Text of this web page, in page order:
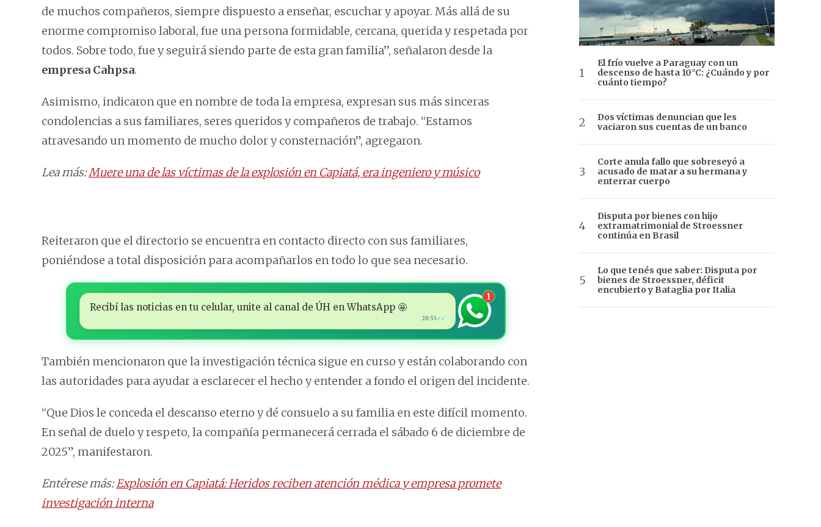
de muchos compañeros, siempre dispuesto a enseñar, escuchar y apoyar. Más allá de su
enorme compromiso laboral, fue una persona formidable, cercana, querida y respetada por
todos. Sobre todo, fue y seguirá siendo parte de esta gran familia”, señalaron desde la
empresa Cahpsa.
Asimismo, indicaron que en nombre de toda la empresa, expresan sus más sinceras
condolencias a sus familiares, seres queridos y compañeros de trabajo. “Estamos
atravesando un momento de mucho dolor y consternación”, agregaron.
Lea más:Muere una de las víctimas de la explosión en Capiatá, era ingeniero y músico
Reiteraron que el directorio se encuentra en contacto directo con sus familiares,
poniéndose a total disposición para acompañarlos en todo lo que sea necesario.
Recibí las noticias en tu celular, unite al canal de ÚH en WhatsApp 🤩
20:53 ✓✓
1
También mencionaron que la investigación técnica sigue en curso y están colaborando con
las autoridades para ayudar a esclarecer el hecho y entender a fondo el origen del incidente.
“Que Dios le conceda el descanso eterno y dé consuelo a su familia en este difícil momento.
En señal de duelo y respeto, la compañía permanecerá cerrada el sábado 6 de diciembre de
2025”, manifestaron.
Entérese más:Explosión en Capiatá: Heridos reciben atención médica y empresa promete
investigación interna
El frío vuelve a Paraguay con un
descenso de hasta 10°C: ¿Cuándo y por
cuánto tiempo?
Dos víctimas denuncian que les
vaciaron sus cuentas de un banco
Corte anula fallo que sobreseyó a
acusado de matar a su hermana y
enterrar cuerpo
Disputa por bienes con hijo
extramatrimonial de Stroessner
continúa en Brasil
Lo que tenés que saber: Disputa por
bienes de Stroessner, déficit
encubierto y Bataglia por Italia